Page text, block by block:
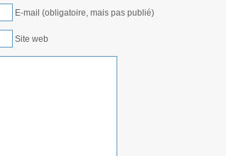
E-mail (obligatoire, mais pas publié)
Site web